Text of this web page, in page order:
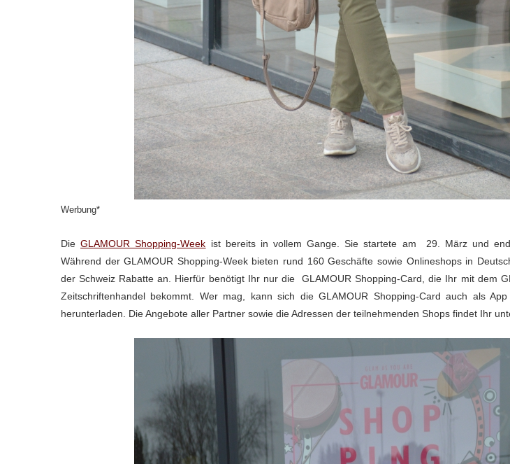
Werbung*
DieGLAMOUR Shopping-Week ist bereits in vollem Gange. Sie startete am 29. März und
Während der GLAMOUR Shopping-Week bieten rund 160 Geschäfte sowie Onlineshops in
der Schweiz Rabatte an. Hierfür benötigt Ihr nur die GLAMOUR Shopping-Card, die Ihr mit dem
Zeitschriftenhandel bekommt. Wer mag, kann sich die GLAMOUR Shopping-Card auch als
herunterladen. Die Angebote aller Partner sowie die Adressen der teilnehmenden Shops findet Ihr